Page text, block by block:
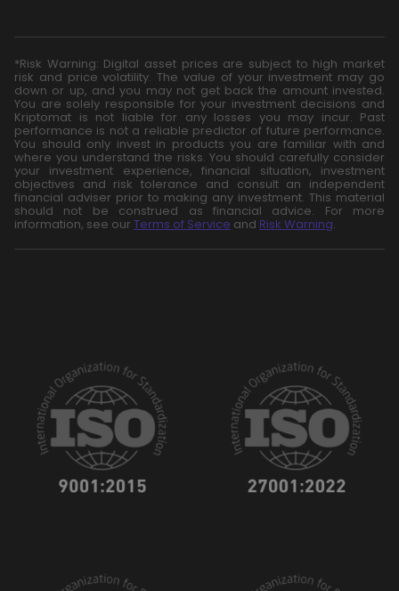
*Risk Warning: Digital asset prices are subject to high market
risk and price volatility. The value of your investment may go
down or up, and you may not get back the amount invested.
You are solely responsible for your investment decisions and
Kriptomat is not liable for any losses you may incur. Past
performance is not a reliable predictor of future performance.
You should only invest in products you are familiar with and
where you understand the risks. You should carefully consider
your investment experience, financial situation, investment
objectives and risk tolerance and consult an independent
financial adviser prior to making any investment. This material
should not be construed as financial advice. For more
information, see our Terms of Service and Risk Warning.